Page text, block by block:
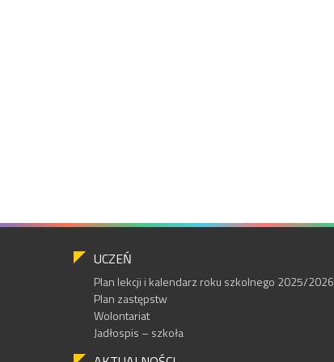
UCZEŃ
Plan lekcji i kalendarz roku szkolnego 2025/2026
Plan zastępstw
Wolontariat
Jadłospis – szkoła